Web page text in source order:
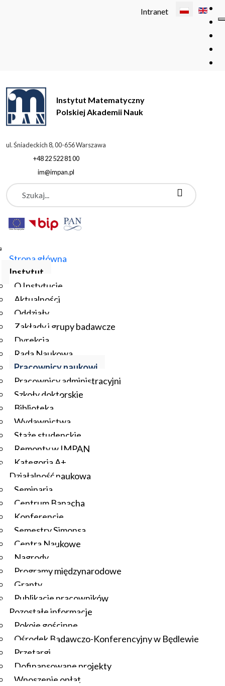
Wybierz swój
Intranet
Instytut Matematyczny
Polskiej Akademii Nauk
ul. Śniadeckich 8, 00-656 Warszawa
+48 22 522 81 00
im@impan.pl
Szukaj
Strona główna
Instytut
O Instytucie
Aktualności
Oddziały
Zakłady i grupy badawcze
Dyrekcja
Rada Naukowa
Pracownicy naukowi
Pracownicy administracyjni
Szkoły doktorskie
Biblioteka
Wydawnictwa
Staże studenckie
Remonty w IMPAN
Kategoria A+
Działalność naukowa
Seminaria
Centrum Banacha
Konferencje
Semestry Simonsa
Centra Naukowe
Nagrody
Programy międzynarodowe
Granty
Publikacje pracowników
Pozostałe informacje
Pokoje gościnne
Ośrodek Badawczo-Konferencyjny w Będlewie
Przetargi
Dofinansowane projekty
Wnoszenie opłat